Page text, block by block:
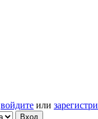
войдите или